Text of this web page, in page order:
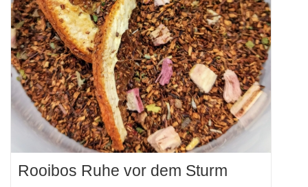
können
auf
der
Produktseite
gewählt
werden
Rooibos Ruhe vor dem Sturm